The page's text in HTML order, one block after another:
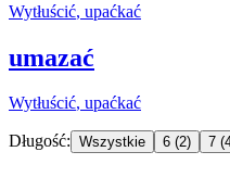
Wytłuścić, upaćkać
umazać
Wytłuścić, upaćkać
Długość: Wszystkie 6 (2) 7